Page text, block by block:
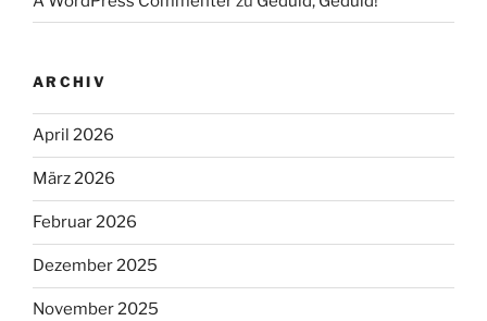
ARCHIV
April 2026
März 2026
Februar 2026
Dezember 2025
November 2025